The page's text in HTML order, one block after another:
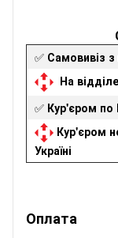
✅ Самовивіз
На
✅ Кур'єром по
Кур'єром
Україні
Оплата